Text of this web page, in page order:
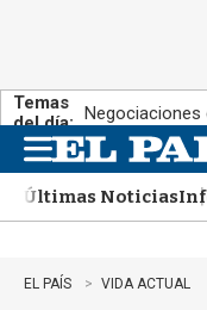
Temas
del día: Negociaciones
n
uÚltimas Noticias
EL PAÍS VIDA ACTUAL